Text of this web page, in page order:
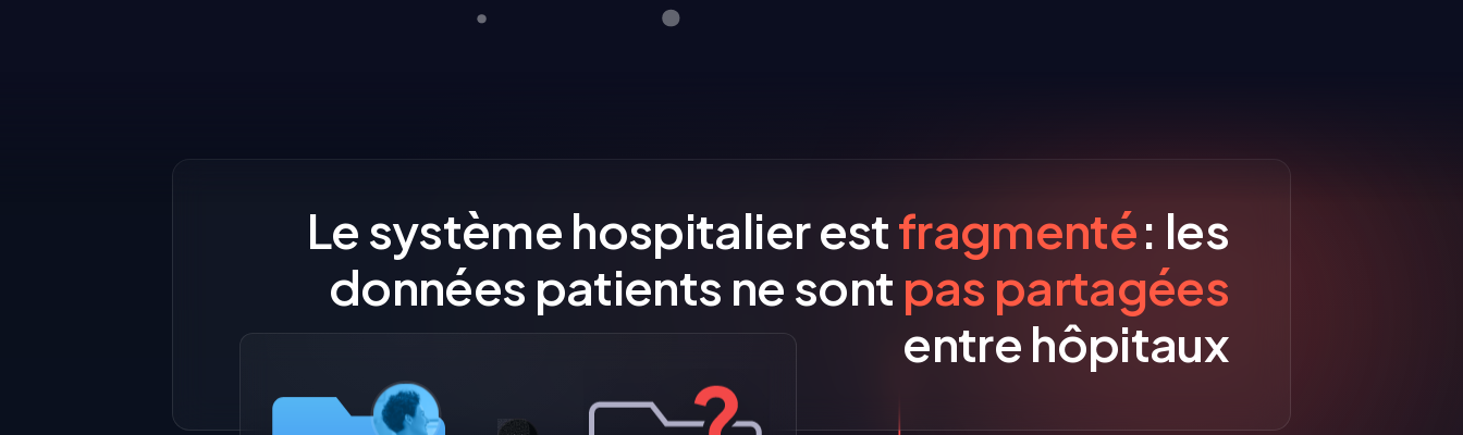
Le système hospitalier estfragmenté: les
données patients ne sont pas partagées
entre hôpitaux